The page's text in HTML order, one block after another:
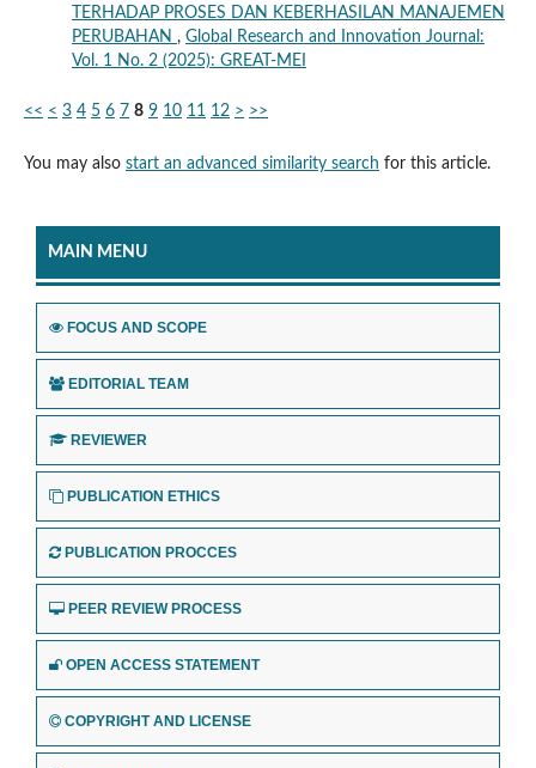
TERHADAP PROSES DAN KEBERHASILAN MANAJEMEN
PERUBAHAN , Global Research and Innovation Journal:
Vol. 1 No. 2 (2025): GREAT-MEI
<< < 3 4 5 6 7 8 9 10 11 12 > >>
You may also start an advanced similarity search for this article.
MAIN MENU
FOCUS AND SCOPE
EDITORIAL TEAM
REVIEWER
PUBLICATION ETHICS
PUBLICATION PROCCES
PEER REVIEW PROCESS
OPEN ACCESS STATEMENT
COPYRIGHT AND LICENSE